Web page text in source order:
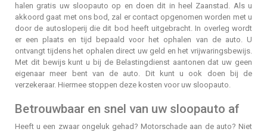
halen gratis uw sloopauto op en doen dit in heel Zaanstad. Als u
akkoord gaat met ons bod, zal er contact opgenomen worden met u
door de autosloperij die dit bod heeft uitgebracht. In overleg wordt
er een plaats en tijd bepaald voor het ophalen van de auto. U
ontvangt tijdens het ophalen direct uw geld en het vrijwaringsbewijs.
Met dit bewijs kunt u bij de Belastingdienst aantonen dat uw geen
eigenaar meer bent van de auto. Dit kunt u ook doen bij de
verzekeraar. Hiermee stoppen deze kosten voor uw sloopauto.
Betrouwbaar en snel van uw sloopauto af
Heeft u een zwaar ongeluk gehad? Motorschade aan de auto? Niet